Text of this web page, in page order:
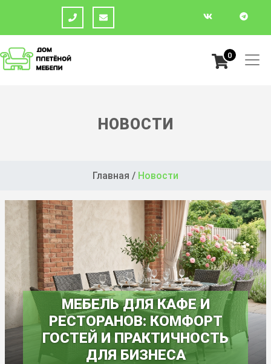
0
НОВОСТИ
Главная / Новости
МЕБЕЛЬ ДЛЯ КАФЕ И
РЕСТОРАНОВ: КОМФОРТ
ГОСТЕЙ И ПРАКТИЧНОСТЬ
ДЛЯ БИЗНЕСА